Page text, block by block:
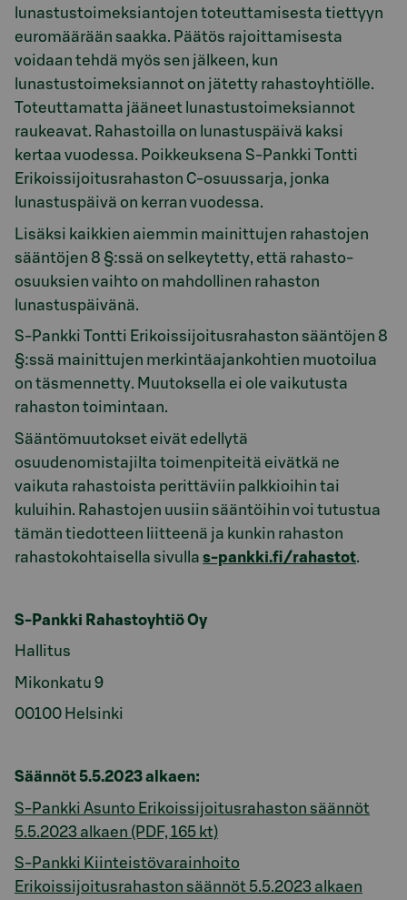
lunastustoimeksiantojen toteuttamisesta tiettyyn
euromäärään saakka. Päätös rajoittamisesta
voidaan tehdä myös sen jälkeen, kun
lunastustoimeksiannot on jätetty rahastoyhtiölle.
Toteuttamatta jääneet lunastustoimeksiannot
raukeavat. Rahastoilla on lunastuspäivä kaksi
kertaa vuodessa. Poikkeuksena S-Pankki Tontti
Erikoissijoitusrahaston C-osuussarja, jonka
lunastuspäivä on kerran vuodessa.
Lisäksi kaikkien aiemmin mainittujen rahastojen
sääntöjen 8 §:ssä on selkeytetty, että rahasto-
osuuksien vaihto on mahdollinen rahaston
lunastuspäivänä.
S-Pankki Tontti Erikoissijoitusrahaston sääntöjen 8
§:ssä mainittujen merkintäajankohtien muotoilua
on täsmennetty. Muutoksella ei ole vaikutusta
rahaston toimintaan.
Sääntömuutokset eivät edellytä
osuudenomistajilta toimenpiteitä eivätkä ne
vaikuta rahastoista perittäviin palkkioihin tai
kuluihin. Rahastojen uusiin sääntöihin voi tutustua
tämän tiedotteen liitteenä ja kunkin rahaston
rahastokohtaisella sivulla s-pankki.fi/rahastot.
S-Pankki Rahastoyhtiö Oy
Hallitus
Mikonkatu 9
00100 Helsinki
Säännöt 5.5.2023 alkaen:
S-Pankki Asunto Erikoissijoitusrahaston säännöt
5.5.2023 alkaen (PDF, 165 kt)
S-Pankki Kiinteistövarainhoito
Erikoissijoitusrahaston säännöt 5.5.2023 alkaen